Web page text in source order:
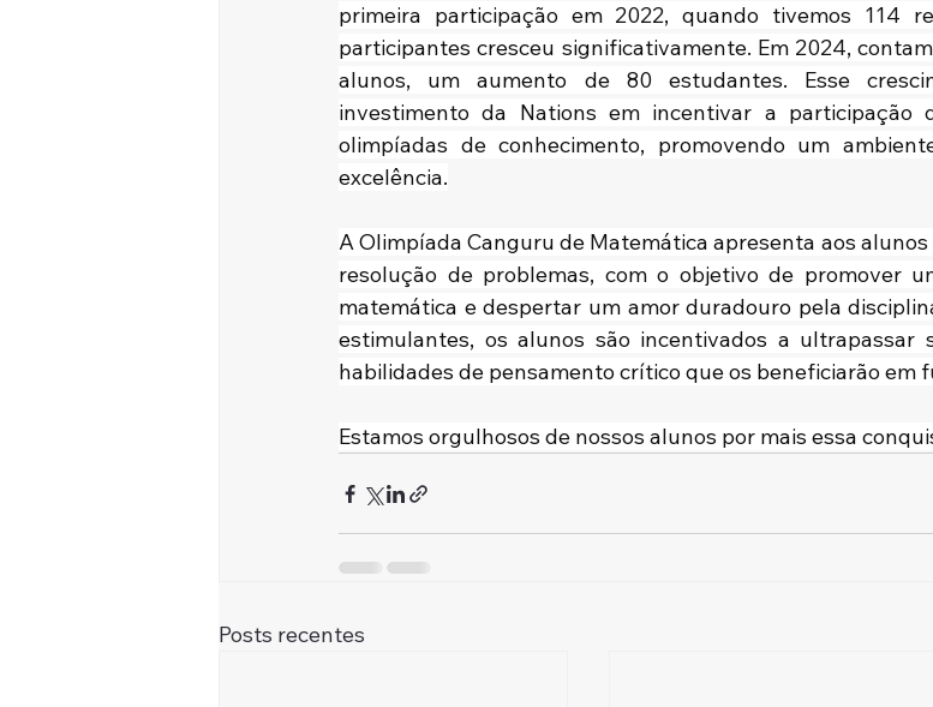
primeira participação em 2022, quando tivemos 114
participantes cresceu significativamente. Em 2024,
alunos, um aumento de 80 estudantes. Esse
investimento da Nations em incentivar a participação
olimpíadas de conhecimento, promovendo um
excelência.
A Olimpíada Canguru de Matemática apresenta aos
resolução de problemas, com o objetivo de promover
matemática e despertar um amor duradouro pela
estimulantes, os alunos são incentivados a ultrapassar
habilidades de pensamento crítico que os beneficiarão em
Estamos orgulhosos de nossos alunos por mais essa
Posts recentes